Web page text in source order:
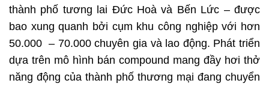
thành phố tương lai Đức Hoà và Bến Lức – được
bao xung quanh bởi cụm khu công nghiệp với hơn
50.000 – 70.000 chuyên gia và lao động. Phát triển
dựa trên mô hình bán compound mang đầy hơi thở
năng động của thành phố thương mại đang chuyển